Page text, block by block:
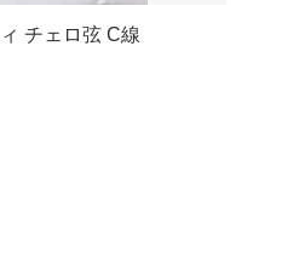
チェロ弦 C線